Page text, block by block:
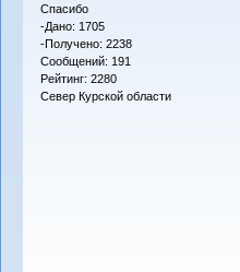
Спасибо
-Дано: 1705
-Получено: 2238
Сообщений: 191
Рейтинг: 2280
Север Курской области